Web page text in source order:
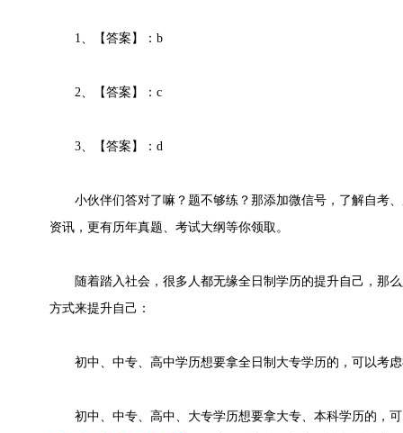
1、【答案】：b
2、【答案】：c
3、【答案】：d
小伙伴们答对了嘛？题不够练？那添加微信号，了解自考、
资讯，更有历年真题、考试大纲等你领取。
随着踏入社会，很多人都无缘全日制学历的提升自己，那
方式来提升自己：
初中、中专、高中学历想要拿全日制大专学历的，可以考虑
初中、中专、高中、大专学历想要拿大专、本科学历的，可